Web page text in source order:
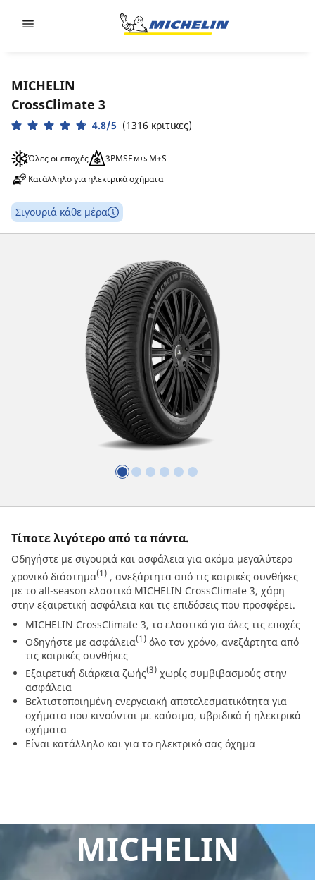
MICHELIN
CrossClimate 3
4.8/5 (1316 κριτικες)
Όλες οι εποχές 3PMSF
M+S
Κατάλληλο για ηλεκτρικά οχήματα
Σιγουριά κάθε μέρα
Τίποτε λιγότερο από τα πάντα.
Οδηγήστε με σιγουριά και ασφάλεια για ακόμα μεγαλύτερο
χρονικό διάστημα(1) , ανεξάρτητα από τις καιρικές συνθήκες
με το all-season ελαστικό MICHELIN CrossClimate 3, χάρη
στην εξαιρετική ασφάλεια και τις επιδόσεις που προσφέρει.
MICHELIN CrossClimate 3, το ελαστικό για όλες τις εποχές
Οδηγήστε με ασφάλεια(1) όλο τον χρόνο, ανεξάρτητα από
τις καιρικές συνθήκες
Εξαιρετική διάρκεια ζωής(3) χωρίς συμβιβασμούς στην
ασφάλεια
Βελτιστοποιημένη ενεργειακή αποτελεσματικότητα για
οχήματα που κινούνται με καύσιμα, υβριδικά ή ηλεκτρικά
οχήματα
Είναι κατάλληλο και για το ηλεκτρικό σας όχημα
MICHELIN